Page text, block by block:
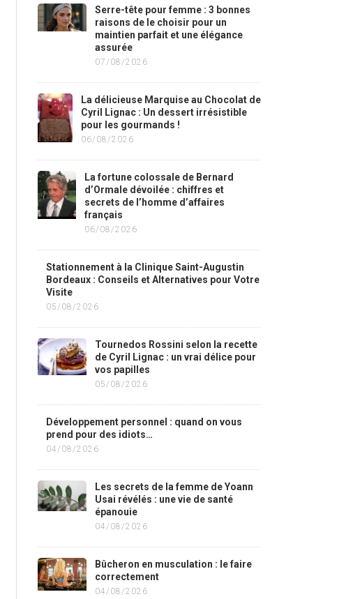
Serre-tête pour femme : 3 bonnes
raisons de le choisir pour un
maintien parfait et une élégance
assurée
07/08/2026
La délicieuse Marquise au Chocolat de
Cyril Lignac : Un dessert irrésistible
pour les gourmands !
06/08/2026
La fortune colossale de Bernard
d’Ormale dévoilée : chiffres et
secrets de l’homme d’affaires
français
06/08/2026
Stationnement à la Clinique Saint-Augustin
Bordeaux : Conseils et Alternatives pour Votre
Visite
05/08/2026
Tournedos Rossini selon la recette
de Cyril Lignac : un vrai délice pour
vos papilles
05/08/2026
Développement personnel : quand on vous
prend pour des idiots…
04/08/2026
Les secrets de la femme de Yoann
Usai révélés : une vie de santé
épanouie
04/08/2026
Bûcheron en musculation : le faire
correctement
04/08/2026